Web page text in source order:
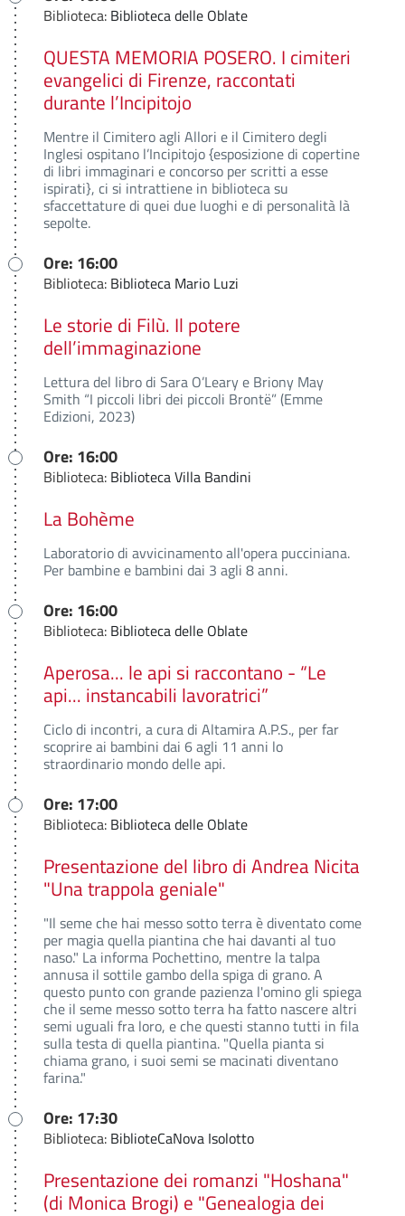
Biblioteca: Biblioteca delle Oblate
QUESTA MEMORIA POSERO. I cimiteri
evangelici di Firenze, raccontati
durante l’Incipitojo
Mentre il Cimitero agli Allori e il Cimitero degli
Inglesi ospitano l’Incipitojo {esposizione di copertine
di libri immaginari e concorso per scritti a esse
ispirati}, ci si intrattiene in biblioteca su
sfaccettature di quei due luoghi e di personalità là
sepolte.
Ore: 16:00
Biblioteca: Biblioteca Mario Luzi
Le storie di Filù. Il potere
dell’immaginazione
Lettura del libro di Sara O’Leary e Briony May
Smith “I piccoli libri dei piccoli Brontë” (Emme
Edizioni, 2023)
Ore: 16:00
Biblioteca: Biblioteca Villa Bandini
La Bohème
Laboratorio di avvicinamento all'opera pucciniana.
Per bambine e bambini dai 3 agli 8 anni.
Ore: 16:00
Biblioteca: Biblioteca delle Oblate
Aperosa... le api si raccontano - “Le
api... instancabili lavoratrici”
Ciclo di incontri, a cura di Altamira A.P.S., per far
scoprire ai bambini dai 6 agli 11 anni lo
straordinario mondo delle api.
Ore: 17:00
Biblioteca: Biblioteca delle Oblate
Presentazione del libro di Andrea Nicita
"Una trappola geniale"
"Il seme che hai messo sotto terra è diventato come
per magia quella piantina che hai davanti al tuo
naso." La informa Pochettino, mentre la talpa
annusa il sottile gambo della spiga di grano. A
questo punto con grande pazienza l'omino gli spiega
che il seme messo sotto terra ha fatto nascere altri
semi uguali fra loro, e che questi stanno tutti in fila
sulla testa di quella piantina. "Quella pianta si
chiama grano, i suoi semi se macinati diventano
farina."
Ore: 17:30
Biblioteca: BiblioteCaNova Isolotto
Presentazione dei romanzi "Hoshana"
(di Monica Brogi) e "Genealogia dei